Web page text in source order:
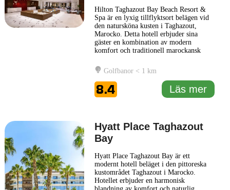
Hilton Taghazout Bay Beach Resort &
Spa är en lyxig tillflyktsort belägen vid
den natursköna kusten i Taghazout,
Marocko. Detta hotell erbjuder sina
gäster en kombination av modern
komfort och traditionell marockansk
minnesvärd vistelse. Resorten är perfekt
placerad med direkt tillgång till de
gyllene stränderna vid Atlanten och är
omgiven av en pittoresk landskap ... Läs
mer
Golfbanor < 1 km
8.4 Läs mer
Hyatt Place Taghazout
Bay
Hyatt Place Taghazout Bay är ett
modernt hotell beläget i den pittoreska
kustområdet Taghazout i Marocko.
Hotellet erbjuder en harmonisk